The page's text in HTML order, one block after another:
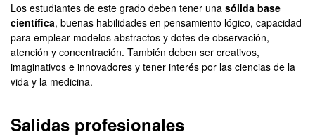
Los estudiantes de este grado deben tener una sólida base
científica, buenas habilidades en pensamiento lógico, capacidad
para emplear modelos abstractos y dotes de observación,
atención y concentración. También deben ser creativos,
imaginativos e innovadores y tener interés por las ciencias de la
vida y la medicina.
Salidas profesionales